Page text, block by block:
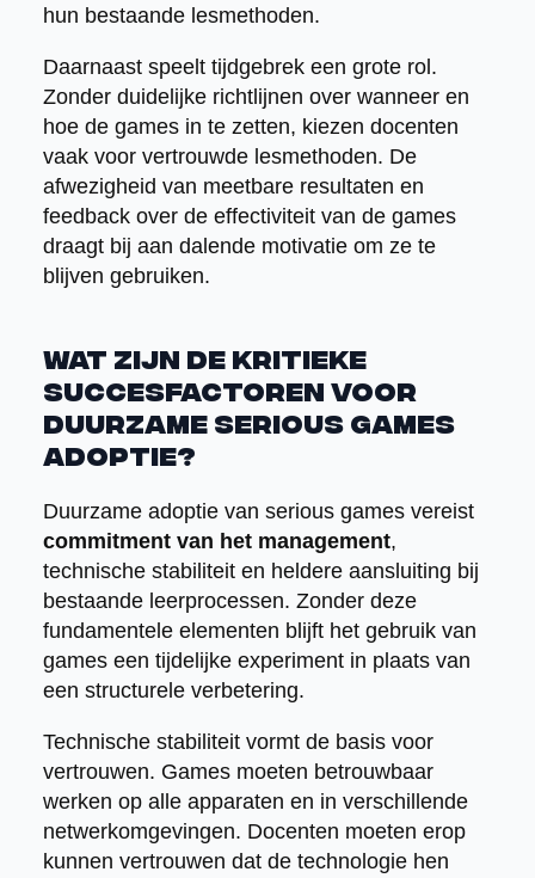
hun bestaande lesmethoden.
Daarnaast speelt tijdgebrek een grote rol.
Zonder duidelijke richtlijnen over wanneer en
hoe de games in te zetten, kiezen docenten
vaak voor vertrouwde lesmethoden. De
afwezigheid van meetbare resultaten en
feedback over de effectiviteit van de games
draagt bij aan dalende motivatie om ze te
blijven gebruiken.
Wat zijn de kritieke
succesfactoren voor
duurzame serious games
adoptie?
Duurzame adoptie van serious games vereist
commitment van het management,
technische stabiliteit en heldere aansluiting bij
bestaande leerprocessen. Zonder deze
fundamentele elementen blijft het gebruik van
games een tijdelijke experiment in plaats van
een structurele verbetering.
Technische stabiliteit vormt de basis voor
vertrouwen. Games moeten betrouwbaar
werken op alle apparaten en in verschillende
netwerkomgevingen. Docenten moeten erop
kunnen vertrouwen dat de technologie hen